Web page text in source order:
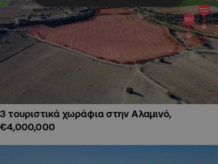
3 τουριστικά χωράφια στην Αλαμινό,
€4,000,000